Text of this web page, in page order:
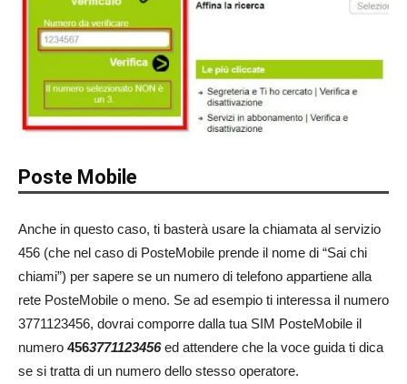
Poste Mobile
Anche in questo caso, ti basterà usare la chiamata al servizio
456 (che nel caso di PosteMobile prende il nome di “Sai chi
chiami”) per sapere se un numero di telefono appartiene alla
rete PosteMobile o meno. Se ad esempio ti interessa il numero
3771123456, dovrai comporre dalla tua SIM PosteMobile il
numero 4563771123456ed attendere che la voce guida ti dica
se si tratta di un numero dello stesso operatore.